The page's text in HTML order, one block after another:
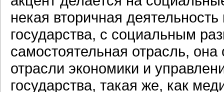
некая вторичная
государства, с социальным
самостоятельная отрасль,
отрасли экономики и
государства, такая же, как